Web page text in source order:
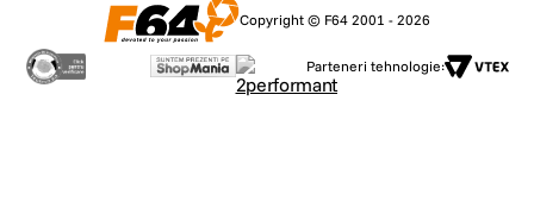
FIXAREA CAPACULUI OBIECTIVULUI
Inelul adaptor are un design special care permite fixarea pe obiectiv a
capacelor obisnuite.
Copyright © F64 2001 - 2026
Parteneri tehnologie: